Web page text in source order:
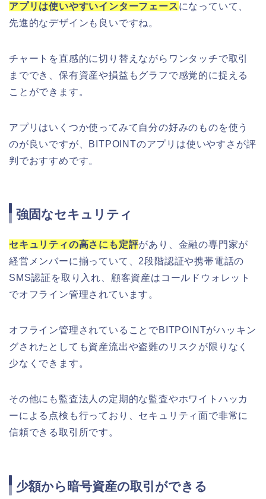
アプリは使いやすいインターフェースになっていて、
先進的なデザインも良いですね。
チャートを直感的に切り替えながらワンタッチで取引
まででき、保有資産や損益もグラフで感覚的に捉える
ことができます。
アプリはいくつか使ってみて自分の好みのものを使う
のが良いですが、BITPOINTのアプリは使いやすさが評
判でおすすめです。
強固なセキュリティ
セキュリティの高さにも定評があり、金融の専門家が
経営メンバーに揃っていて、2段階認証や携帯電話の
SMS認証を取り入れ、顧客資産はコールドウォレット
でオフライン管理されています。
オフライン管理されていることでBITPOINTがハッキン
グされたとしても資産流出や盗難のリスクが限りなく
少なくできます。
その他にも監査法人の定期的な監査やホワイトハッカ
ーによる点検も行っており、セキュリティ面で非常に
信頼できる取引所です。
少額から暗号資産の取引ができる